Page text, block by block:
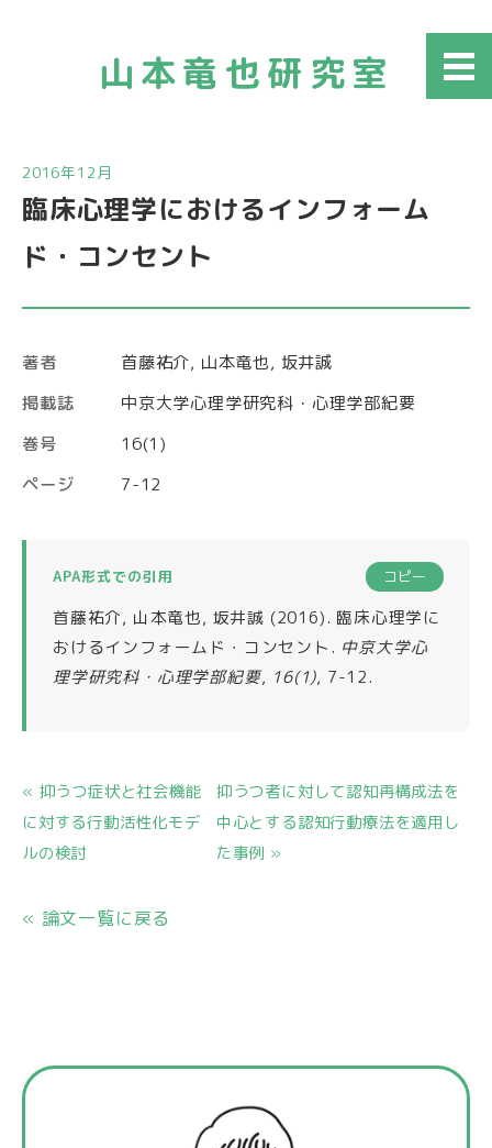
山本竜也研究室
2016年12月
臨床心理学におけるインフォーム
ド・コンセント
著者
首藤祐介, 山本竜也, 坂井誠
掲載誌
中京大学心理学研究科・心理学部紀要
巻号
16(1)
ページ
7-12
APA形式での引用 コピー
首藤祐介, 山本竜也, 坂井誠 (2016). 臨床心理学に
おけるインフォームド・コンセント. 中京大学心
理学研究科・心理学部紀要, 16(1), 7-12.
« 抑うつ症状と社会機能
に対する行動活性化モデ
ルの検討
抑うつ者に対して認知再構成法を
中心とする認知行動療法を適用し
た事例 »
« 論文一覧に戻る